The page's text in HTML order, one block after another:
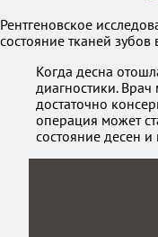
Рентгеновское
состояние тканей
Когда десна
диагностики.
достаточно
операция может
состояние десен и